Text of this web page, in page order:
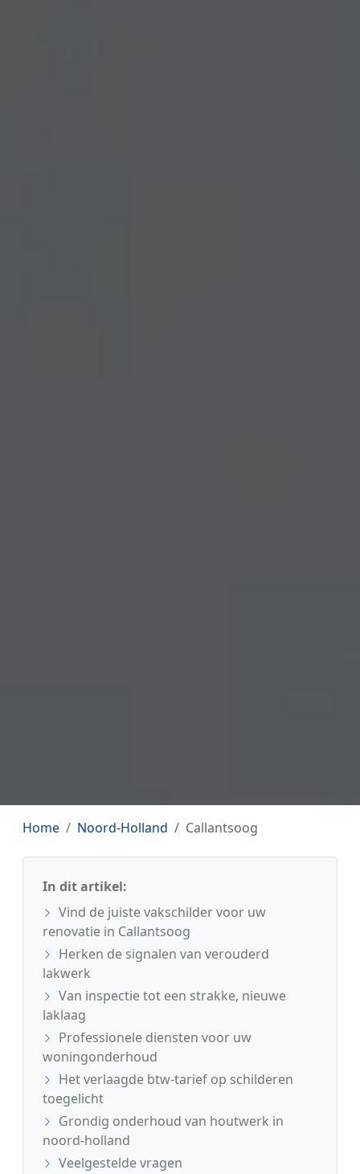
Home Noord-Holland Callantsoog
In dit artikel:
Vind de juiste vakschilder voor uw
renovatie in Callantsoog
Herken de signalen van verouderd
lakwerk
Van inspectie tot een strakke, nieuwe
laklaag
Professionele diensten voor uw
woningonderhoud
Het verlaagde btw-tarief op schilderen
toegelicht
Grondig onderhoud van houtwerk in
noord-holland
Veelgestelde vragen